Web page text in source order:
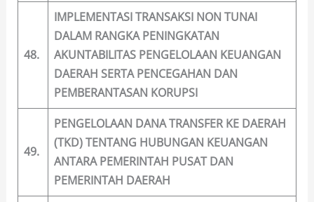
48.
IMPLEMENTASI TRANSAKSI NON TUNAI
DALAM RANGKA PENINGKATAN
AKUNTABILITAS PENGELOLAAN KEUANGAN
DAERAH SERTA PENCEGAHAN DAN
PEMBERANTASAN KORUPSI
49.
PENGELOLAAN DANA TRANSFER KE DAERAH
(TKD) TENTANG HUBUNGAN KEUANGAN
ANTARA PEMERINTAH PUSAT DAN
PEMERINTAH DAERAH